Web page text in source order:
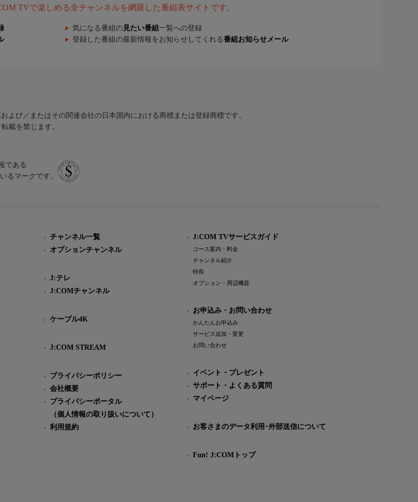
TVで楽しめる全チャンネルを網羅した番組表サイトです。
気になる番組の 見たい番組 一覧への登録
登録した番組の最新情報をお知らせしてくれる番組お知らせメール
よび／またはその関連会社の日本国内における商標または登録商標です。
載を禁じます。
である
るマークです。
チャンネル一覧
オプションチャンネル
J:テレ
J:COMチャンネル
ケーブル4K
J:COM STREAM
プライバシーポリシー
会社概要
プライバシーポータル
（個人情報の取り扱いについて）
利用規約
J:COM TVサービスガイド
コース案内・料金
チャンネル紹介
特長
オプション・周辺機器
お申込み・お問い合わせ
かんたんお申込み
サービス追加・変更
お問い合わせ
イベント・プレゼント
サポート・よくある質問
マイページ
お客さまのデータ利用･外部送信について
Fun! J:COMトップ